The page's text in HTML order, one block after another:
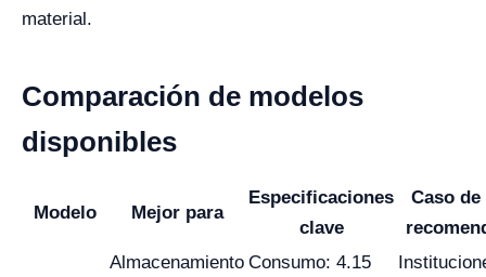
material.
Comparación de modelos
disponibles
Modelo Mejor para
Especificaciones
clave
Caso de
Almacenamiento Consumo: 4.15